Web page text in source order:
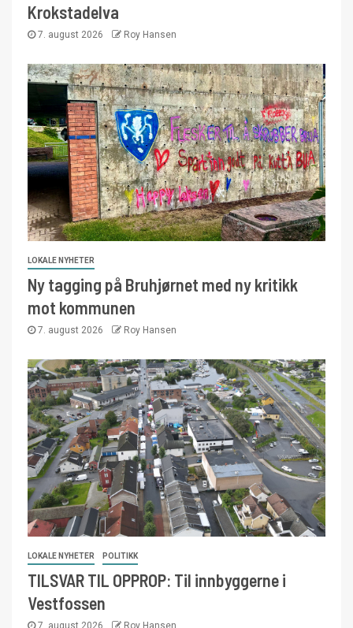
Krokstadelva
7. august 2026 Roy Hansen
LOKALE NYHETER
Ny tagging på Bruhjørnet med ny kritikk
mot kommunen
7. august 2026 Roy Hansen
LOKALE NYHETER POLITIKK
TILSVAR TIL OPPROP: Til innbyggerne i
Vestfossen
7. august 2026 Roy Hansen